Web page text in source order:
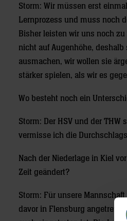
Storm: Wir müssen erst
Lernprozess und muss noch
Bisher leisten wir uns noch
nicht auf Augenhöhe,
ausmachen, wir wollen sie
stärker spielen, als wir es
Wo besteht noch ein
Storm: Der HSV und der
vermisse ich die
Nach der Niederlage in Kiel
Zeit geändert?
Storm: Für unsere
davor in Flensburg